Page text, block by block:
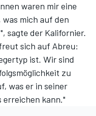
waren mir eine
mich auf den
sagte der Kalifornier.
sich auf Abreu:
ist. Wir sind
zu
was er in seiner
erreichen kann."